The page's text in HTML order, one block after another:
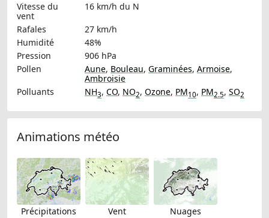
Vitesse du
vent
16 km/h du N
Rafales
27 km/h
Humidité
48%
Pression
906 hPa
Pollen
Aune, Bouleau, Graminées, Armoise,
Ambroisie
Polluants
NH3, CO, NO2, Ozone, PM10, PM2.5, SO2
Animations météo
Précipitations Vent Nuages